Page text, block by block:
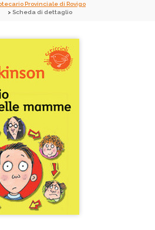
Provinciale di Rovigo
Scheda di dettaglio